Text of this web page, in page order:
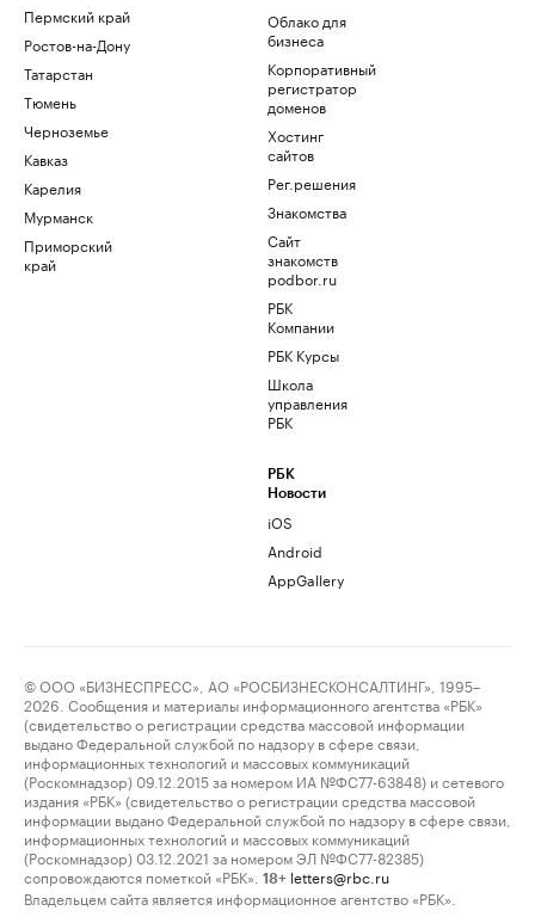
Пермский край
Ростов-на-Дону
Татарстан
Тюмень
Черноземье
Кавказ
Карелия
Мурманск
Приморский
край
Облако для
бизнеса
Корпоративный
регистратор
доменов
Хостинг
сайтов
Рег.решения
Знакомства
Сайт
знакомств
podbor.ru
РБК
Компании
РБК Курсы
Школа
управления
РБК
РБК
Новости
iOS
Android
AppGallery
© ООО «БИЗНЕСПРЕСС», АО «РОСБИЗНЕСКОНСАЛТИНГ», 1995–
2026. Сообщения и материалы информационного агентства «РБК»
(свидетельство о регистрации средства массовой информации
выдано Федеральной службой по надзору в сфере связи,
информационных технологий и массовых коммуникаций
(Роскомнадзор) 09.12.2015 за номером ИА №ФС77-63848) и сетевого
издания «РБК» (свидетельство о регистрации средства массовой
информации выдано Федеральной службой по надзору в сфере связи,
информационных технологий и массовых коммуникаций
(Роскомнадзор) 03.12.2021 за номером ЭЛ №ФС77-82385)
сопровождаются пометкой «РБК».
18+ letters@rbc.ru
Владельцем сайта является информационное агентство «РБК».